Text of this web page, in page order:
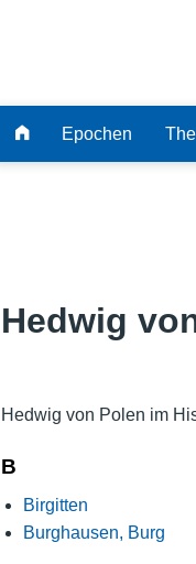
Epochen
Hedwig
Hedwig von Polen im
B
Birgitten
Burghausen, Burg